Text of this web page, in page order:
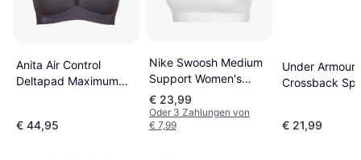
Anita Air Control
Deltapad Maximum
€ 44,95
Nike Swoosh Medium
Support Women's
Padded Sports Bra -
White/Stone
Mauve/Black
€ 23,99
Oder 3 Zahlungen von
€ 7,99
Under Armour
Crossback
€ 21,99